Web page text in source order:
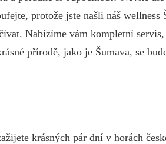
protože jste našli náš wellness
Nabízíme vám kompletní
přírodě, jako je Šumava, se
krásných pár dní v horách